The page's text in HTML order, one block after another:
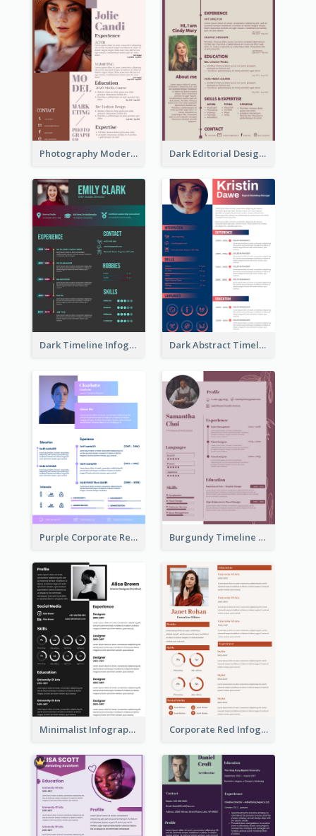
Photography Modern Brown Professional Resume Dark Editorial Designer Resume
Dark Timeline Infographic Resume Dark Abstract Timeline Resume
Purple Corporate Resume Burgundy Timeline Marketer Resume
Minimalist Infographic Resume Corporate Red Infographic Resume